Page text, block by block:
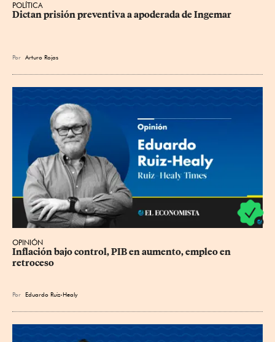
POLÍTICA
Dictan prisión preventiva a apoderada de Ingemar
Por Arturo Rojas
OPINIÓN
Inflación bajo control, PIB en aumento, empleo en
retroceso
Por Eduardo Ruiz-Healy